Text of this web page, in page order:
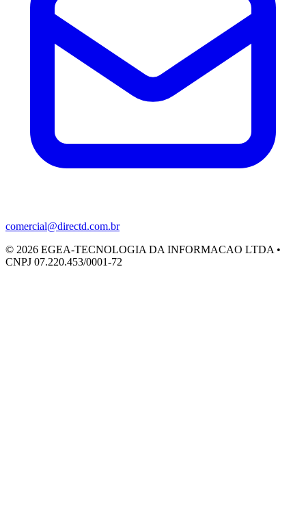
comercial@directd.com.br
© 2026 EGEA-TECNOLOGIA DA INFORMACAO LTDA •
CNPJ 07.220.453/0001-72